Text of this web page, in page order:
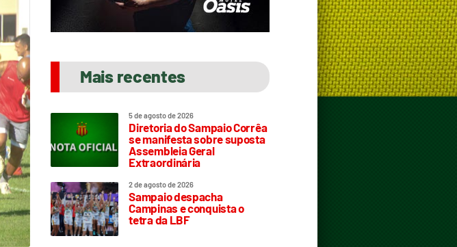
Mais recentes
5 de agosto de 2026
Diretoria do Sampaio Corrêa
se manifesta sobre suposta
Assembleia Geral
Extraordinária
2 de agosto de 2026
Sampaio despacha
Campinas e conquista o
tetra da LBF